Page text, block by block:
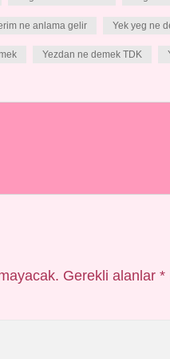
ne anlama gelir Yek yeg ne
Yezdan ne demek TDK
Gerekli alanlar *